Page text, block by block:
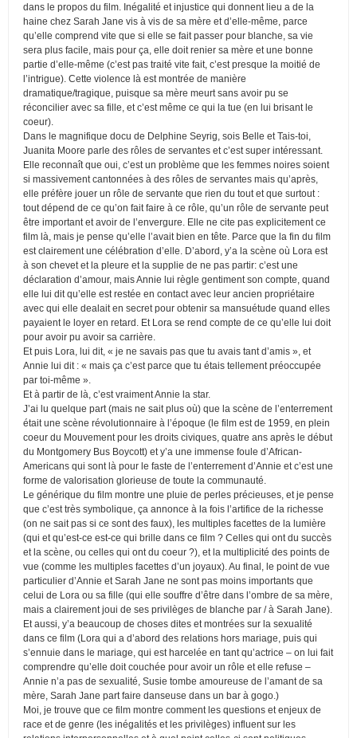
dans le propos du film. Inégalité et injustice qui donnent lieu a de la
haine chez Sarah Jane vis à vis de sa mère et d’elle-même, parce
qu’elle comprend vite que si elle se fait passer pour blanche, sa vie
sera plus facile, mais pour ça, elle doit renier sa mère et une bonne
partie d’elle-même (c’est pas traité vite fait, c’est presque la moitié de
l’intrigue). Cette violence là est montrée de manière
dramatique/tragique, puisque sa mère meurt sans avoir pu se
réconcilier avec sa fille, et c’est même ce qui la tue (en lui brisant le
coeur).
Dans le magnifique docu de Delphine Seyrig, sois Belle et Tais-toi,
Juanita Moore parle des rôles de servantes et c’est super intéressant.
Elle reconnaît que oui, c’est un problème que les femmes noires soient
si massivement cantonnées à des rôles de servantes mais qu’après,
elle préfère jouer un rôle de servante que rien du tout et que surtout :
tout dépend de ce qu’on fait faire à ce rôle, qu’un rôle de servante peut
être important et avoir de l’envergure. Elle ne cite pas explicitement ce
film là, mais je pense qu’elle l’avait bien en tête. Parce que la fin du film
est clairement une célébration d’elle. D’abord, y’a la scène où Lora est
à son chevet et la pleure et la supplie de ne pas partir: c’est une
déclaration d’amour, mais Annie lui règle gentiment son compte, quand
elle lui dit qu’elle est restée en contact avec leur ancien propriétaire
avec qui elle dealait en secret pour obtenir sa mansuétude quand elles
payaient le loyer en retard. Et Lora se rend compte de ce qu’elle lui doit
pour avoir pu avoir sa carrière.
Et puis Lora, lui dit, « je ne savais pas que tu avais tant d’amis », et
Annie lui dit : « mais ça c’est parce que tu étais tellement préoccupée
par toi-même ».
Et à partir de là, c’est vraiment Annie la star.
J’ai lu quelque part (mais ne sait plus où) que la scène de l’enterrement
était une scène révolutionnaire à l’époque (le film est de 1959, en plein
coeur du Mouvement pour les droits civiques, quatre ans après le début
du Montgomery Bus Boycott) et y’a une immense foule d’African-
Americans qui sont là pour le faste de l’enterrement d’Annie et c’est une
forme de valorisation glorieuse de toute la communauté.
Le générique du film montre une pluie de perles précieuses, et je pense
que c’est très symbolique, ça annonce à la fois l’artifice de la richesse
(on ne sait pas si ce sont des faux), les multiples facettes de la lumière
(qui et qu’est-ce est-ce qui brille dans ce film ? Celles qui ont du succès
et la scène, ou celles qui ont du coeur ?), et la multiplicité des points de
vue (comme les multiples facettes d’un joyaux). Au final, le point de vue
particulier d’Annie et Sarah Jane ne sont pas moins importants que
celui de Lora ou sa fille (qui elle souffre d’être dans l’ombre de sa mère,
mais a clairement joui de ses privilèges de blanche par / à Sarah Jane).
Et aussi, y’a beaucoup de choses dites et montrées sur la sexualité
dans ce film (Lora qui a d’abord des relations hors mariage, puis qui
s’ennuie dans le mariage, qui est harcelée en tant qu’actrice – on lui fait
comprendre qu’elle doit couchée pour avoir un rôle et elle refuse –
Annie n’a pas de sexualité, Susie tombe amoureuse de l’amant de sa
mère, Sarah Jane part faire danseuse dans un bar à gogo.)
Moi, je trouve que ce film montre comment les questions et enjeux de
race et de genre (les inégalités et les privilèges) influent sur les